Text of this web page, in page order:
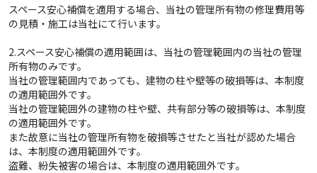
スペース安心補償を適用する場合、当社の管理所有物の修理費用等
の見積・施工は当社にて行います。
2.スペース安心補償の適用範囲は、当社の管理範囲内の当社の管理
所有物のみです。
当社の管理範囲内であっても、建物の柱や壁等の破損等は、本制度
の適用範囲外です。
当社の管理範囲外の建物の柱や壁、共有部分等の破損等は、本制度
の適用範囲外です。
また故意に当社の管理所有物を破損等させたと当社が認めた場合
は、本制度の適用範囲外です。
盗難、紛失被害の場合は、本制度の適用範囲外です。